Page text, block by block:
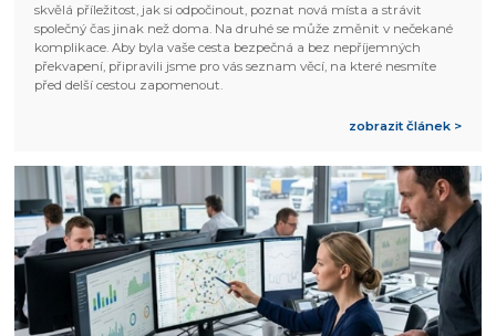
skvělá příležitost, jak si odpočinout, poznat nová místa a strávit
společný čas jinak než doma. Na druhé se může změnit v nečekané
komplikace. Aby byla vaše cesta bezpečná a bez nepříjemných
překvapení, připravili jsme pro vás seznam věcí, na které nesmíte
před delší cestou zapomenout.
zobrazit článek >